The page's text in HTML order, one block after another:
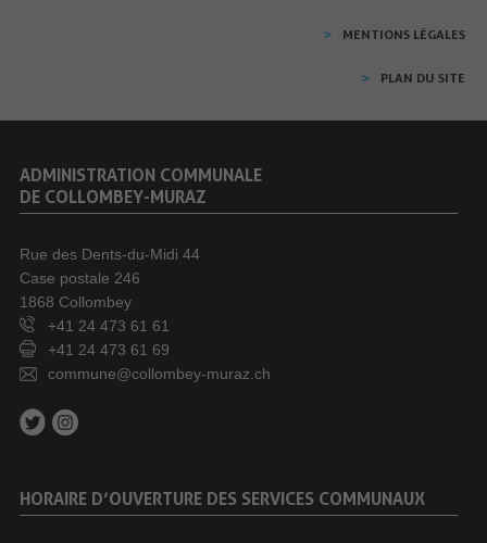
MENTIONS LÉGALES
PLAN DU SITE
ADMINISTRATION COMMUNALE
DE COLLOMBEY-MURAZ
Rue des Dents-du-Midi 44
Case postale 246
1868 Collombey
+41 24 473 61 61
+41 24 473 61 69
commune@collombey-muraz.ch
HORAIRE D’OUVERTURE DES SERVICES COMMUNAUX